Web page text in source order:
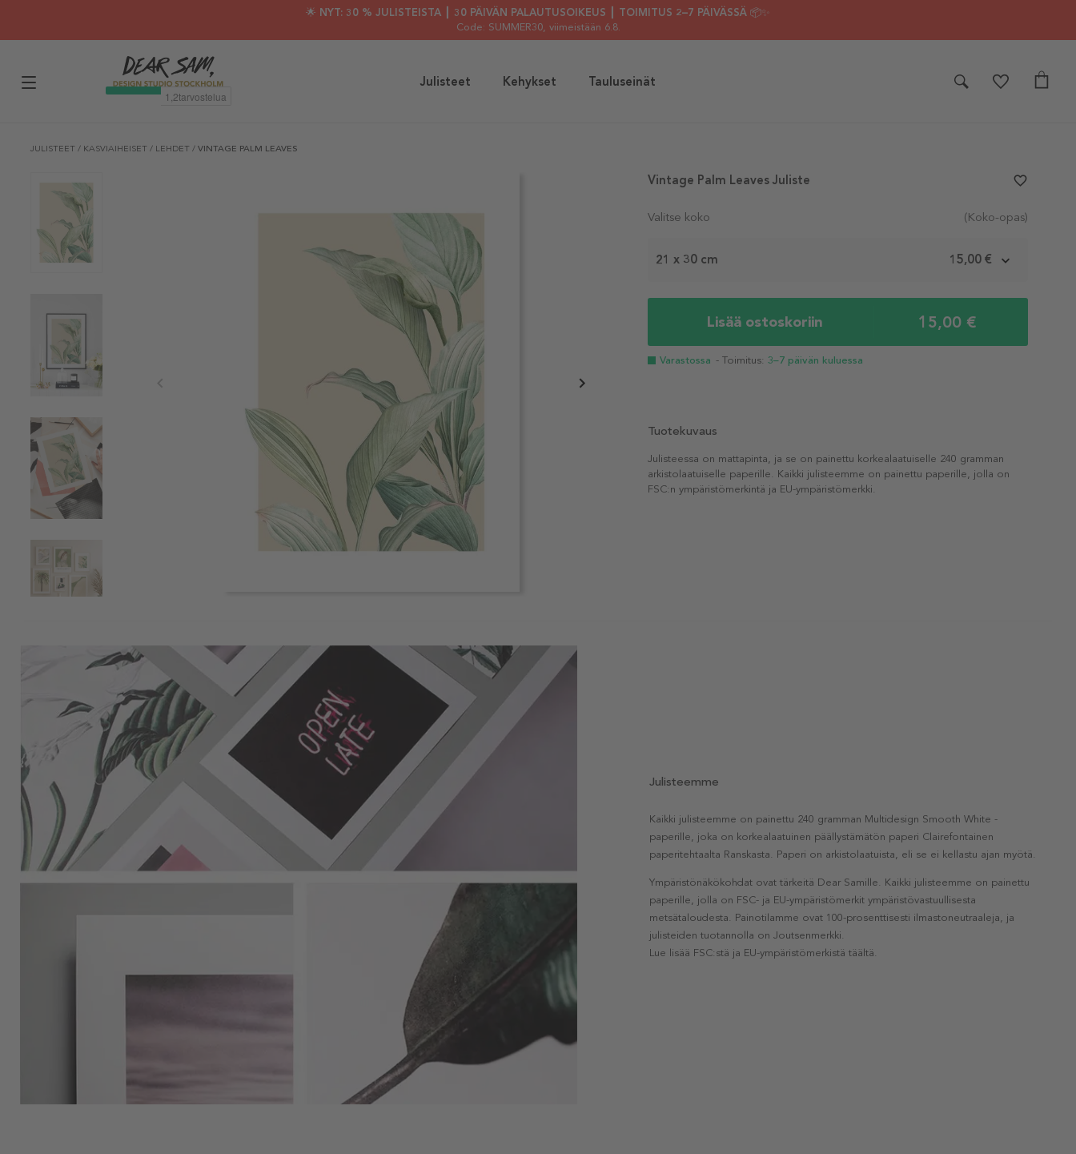
🌟 NYT: 30 % JULISTEISTA ┃ 30 PÄIVÄN PALAUTUSOIKEUS ┃ TOIMITUS 2–7 PÄIVÄSSÄ 📦✨
Code: SUMMER30, viimeistään 6.8.
Julisteet Kehykset Tauluseinät
JULISTEET / KASVIAIHEISET / LEHDET / VINTAGE PALM LEAVES
Valitse koko (Koko-opas)
21 x 30 cm 15,00 €
Lisää ostoskoriin 15,00 €
Varastossa - Toimitus: 3–7 päivän kuluessa
Vintage Palm Leaves Juliste favorite_border
Tuotekuvaus
Julisteessa on mattapinta, ja se on painettu korkealaatuiselle 240 gramman
arkistolaatuiselle paperille. Kaikki julisteemme on painettu paperille, jolla on
FSC:n ympäristömerkintä ja EU-ympäristömerkki.
Julisteemme
Kaikki julisteemme on painettu 240 gramman Multidesign Smooth White -
paperille, joka on korkealaatuinen päällystämätön paperi Clairefontainen
paperitehtaalta Ranskasta. Paperi on arkistolaatuista, eli se ei kellastu ajan myötä.
Ympäristönäkökohdat ovat tärkeitä Dear Samille. Kaikki julisteemme on painettu
paperille, jolla on FSC- ja EU-ympäristömerkit ympäristövastuullisesta
metsätaloudesta. Painotilamme ovat 100-prosenttisesti ilmastoneutraaleja, ja
julisteiden tuotannolla on Joutsenmerkki.
Lue lisää FSC:stä ja EU-ympäristömerkistä täältä.